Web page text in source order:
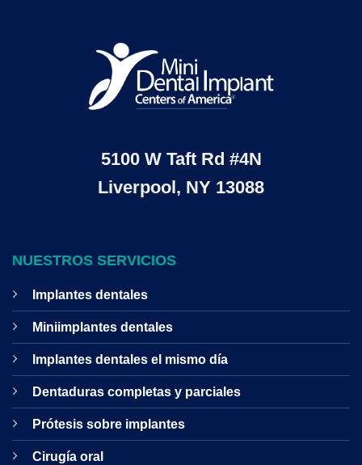
5100 W Taft Rd #4N
Liverpool, NY 13088
NUESTROS SERVICIOS
Implantes dentales
Miniimplantes dentales
Implantes dentales el mismo día
Dentaduras completas y parciales
Prótesis sobre implantes
Cirugía oral